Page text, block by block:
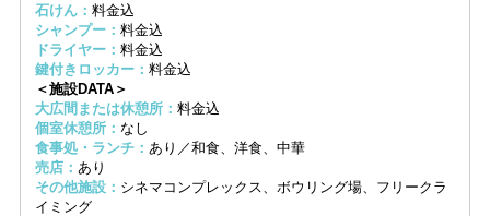
石けん： 料金込
シャンプー： 料金込
ドライヤー： 料金込
鍵付きロッカー： 料金込
＜施設DATA＞
大広間または休憩所： 料金込
個室休憩所： なし
食事処・ランチ： あり／和食、洋食、中華
売店： あり
その他施設： シネマコンプレックス、ボウリング場、フリークラ
イミング